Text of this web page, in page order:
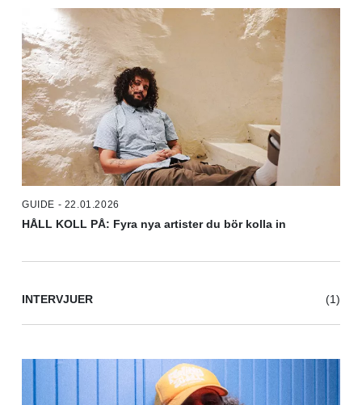
GUIDE - 22.01.2026
HÅLL KOLL PÅ: Fyra nya artister du bör kolla in
INTERVJUER (1)